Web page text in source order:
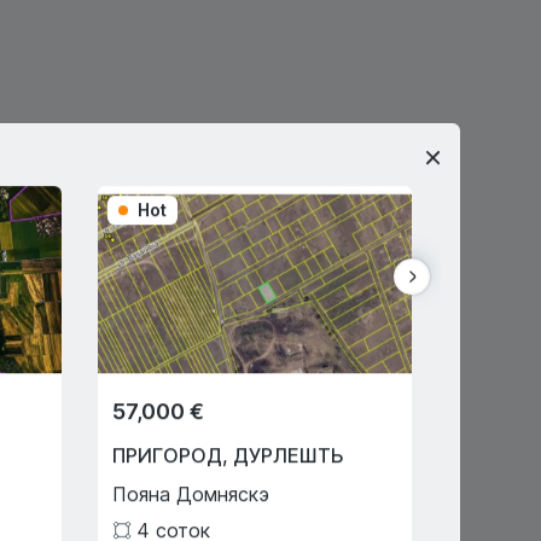
Hot
57,000 €
ПРИГОРОД, ДУРЛЕШТЬ
Пояна Домняскэ
4 соток